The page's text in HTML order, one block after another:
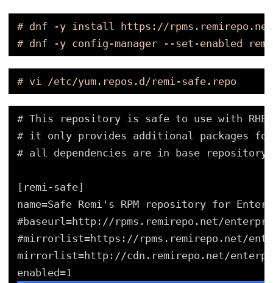
# dnf -y install https://
# dnf -y config-manager --set-enabled remi
# vi /etc/yum.repos.d/remi-safe.repo
# This repository is safe to use with
# it only provides additional packages for
# all dependencies are in base repository
[remi-safe]
name=Safe Remi's RPM repository for
#baseurl=http://rpms.remirepo.net/
#mirrorlist=https://rpms.remirepo.net/
mirrorlist=http://cdn.remirepo.net/
enabled=1